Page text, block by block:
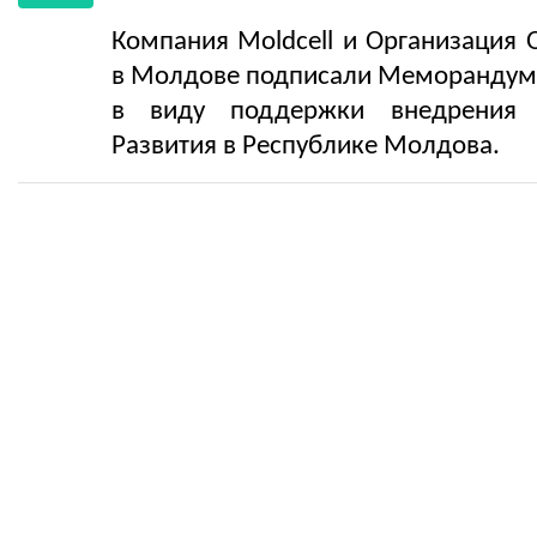
Компания Moldcell и Организация
в Молдове подписали
в виду поддержки внедрения
Развития в Республике Молдова.